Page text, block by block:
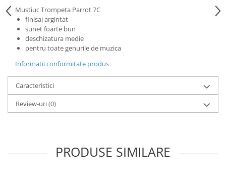
Microfoane wireless si sisteme
Stative de microfon
Studio si inregistrari
Accesorii de microfoane
Accesorii de rack
Clape MIDI
Controllere MIDI - USB DAW
Controllere monitoare de studio
Interfete MIDI si Cabluri Midi-USB
Mustiuc Trompeta Parrot 7C
finisaj argintat
sunet foarte bun
deschizatura medie
pentru toate genurile de muzica
Informatii conformitate produs
Caracteristici
Review-uri(0)
PRODUSE SIMILARE